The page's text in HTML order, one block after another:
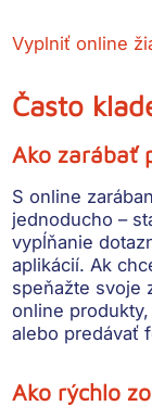
Vyplniť online
Často
Ako zarábať
S online
jednoducho –
vypĺňanie
aplikácií. Ak
speňažte svoje
online
alebo predávať
Ako rýchlo